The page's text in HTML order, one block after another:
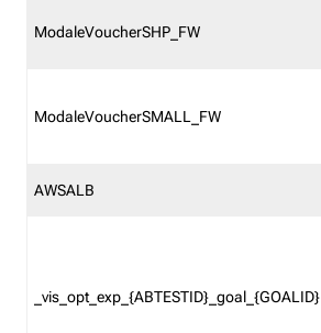
ModaleVoucherSHP_FW
ModaleVoucherSMALL_FW
AWSALB
_vis_opt_exp_{ABTESTID}_goal_{GOALID}